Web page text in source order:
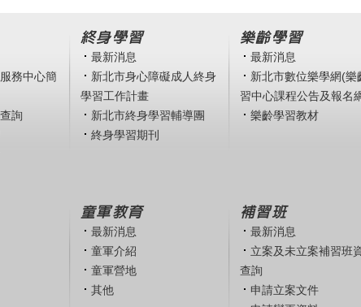
務中心簡
詢
終身學習
最新消息
新北市身心障礙成人終身
學習工作計畫
新北市終身學習輔導團
終身學習期刊
樂齡學習
最新消息
新北市數位樂學網(樂
習中心課程公告及報名
樂齡學習教材
童軍教育
最新消息
童軍介紹
童軍營地
其他
補習班
最新消息
立案及未立案補習班
查詢
申請立案文件